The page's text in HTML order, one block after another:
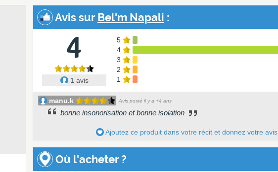
AvissurBel'm Napali :
4
1 avis
5
4
3
2
1
manu.k Avis posté il y a +4 ans
bonne insonorisation et bonne isolation
Ajoutez ce produit dans votre récit et donnez votre avis
Où l'acheter ?